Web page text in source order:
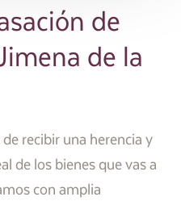
de
de la
recibir una herencia y
de los bienes que vas a
con amplia